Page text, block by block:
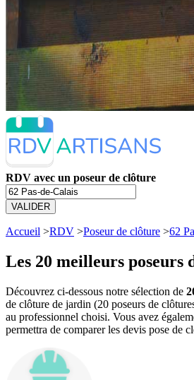
RDV avec un poseur de clôture
VALIDER
Accueil >RDV >Poseur de clôture >62
Les 20 meilleurs poseurs
Découvrez ci-dessous notre sélection de
de clôture de jardin (20 poseurs de
au professionnel choisi. Vous avez
permettra de comparer les devis pose de